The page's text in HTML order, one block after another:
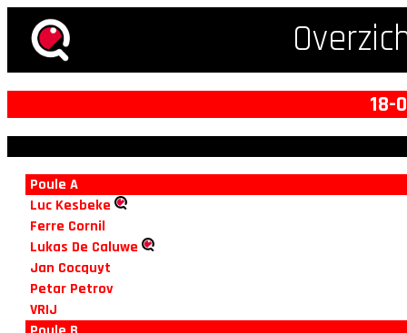
18-
Poule A
Luc Kesbeke
Ferre Cornil
Lukas De Caluwe
Jan Cocquyt
Petar Petrov
VRIJ